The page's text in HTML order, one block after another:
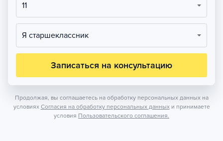
11
Я старшеклассник
Записаться на консультацию
Продолжая, вы соглашаетесь на обработку персональных данных на
условиях Согласия на обработку персональных данных и принимаете
условия Пользовательского соглашения.